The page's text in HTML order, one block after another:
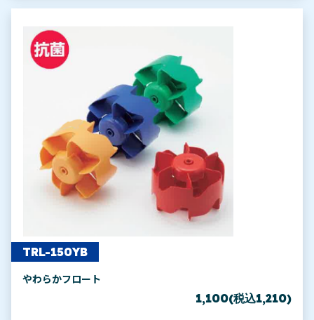
TRL-150YB
やわらかフロート
1,100(税込1,210)